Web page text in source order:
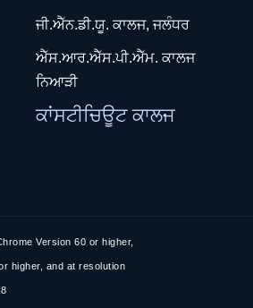
ਜੀ.ਐੱਨ.ਡੀ.ਯੂ. ਕਾਲਜ, ਜਲੰਧਰ
ਐੱਸ.ਆਰ.ਐੱਸ.ਪੀ.ਐੱਮ. ਕਾਲਜ
ਨਿਆੜੀ
ਕਾਂਸਟੀਚਿਊਟ ਕਾਲਜ
Version 60 or higher,
higher, and at resolution